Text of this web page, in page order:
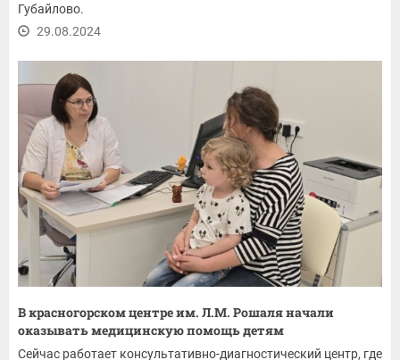
Губайлово.
29.08.2024
В красногорском центре им. Л.М. Рошаля начали
оказывать медицинскую помощь детям
Сейчас работает консультативно-диагностический центр, где